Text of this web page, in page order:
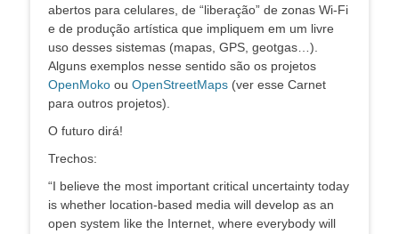
abertos para celulares, de “liberação” de zonas Wi-Fi
e de produção artística que impliquem em um livre
uso desses sistemas (mapas, GPS, geotgas…).
Alguns exemplos nesse sentido são os projetos
OpenMoko ou OpenStreetMaps (ver esse Carnet
para outros projetos).
O futuro dirá!
Trechos:
“I believe the most important critical uncertainty today
is whether location-based media will develop as an
open system like the Internet, where everybody will